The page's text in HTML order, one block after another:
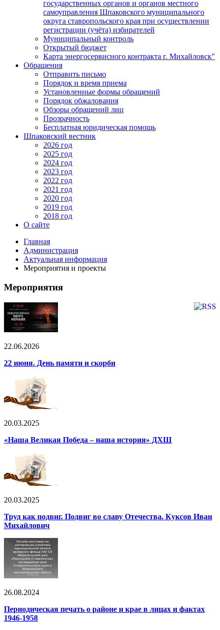
государственных органов и органов местного
самоуправления Шпаковского муниципального
округа ставропольского края при осуществлении
регистрации (учёта) избирателей
Муниципальный контроль
Открытый бюджет
Карта энергосервисного контракта г. Михайловск"
Обращения
Отправить письмо
Порядок и время приема
Установленные формы обращений
Порядок обжалования
Обзоры обращений лиц
Прозрачность
Бесплатная юридическая помощь
Шпаковский вестник
2026 год
2025 год
2024 год
2023 год
2022 год
2021 год
2020 год
2019 год
2018 год
О сайте
Главная
Администрация
Актуальная информация
Мероприятия и проекты
Мероприятия
22.06.2026
22 июня. День памяти и скорби
20.03.2025
«Наша Великая Победа – наша история» ДХШ
20.03.2025
Труд как подвиг. Подвиг во славу Отечества. Куксов Иван
Михайлович
26.08.2024
Периодическая печать о районе и крае в лицах и фактах
1946-1958